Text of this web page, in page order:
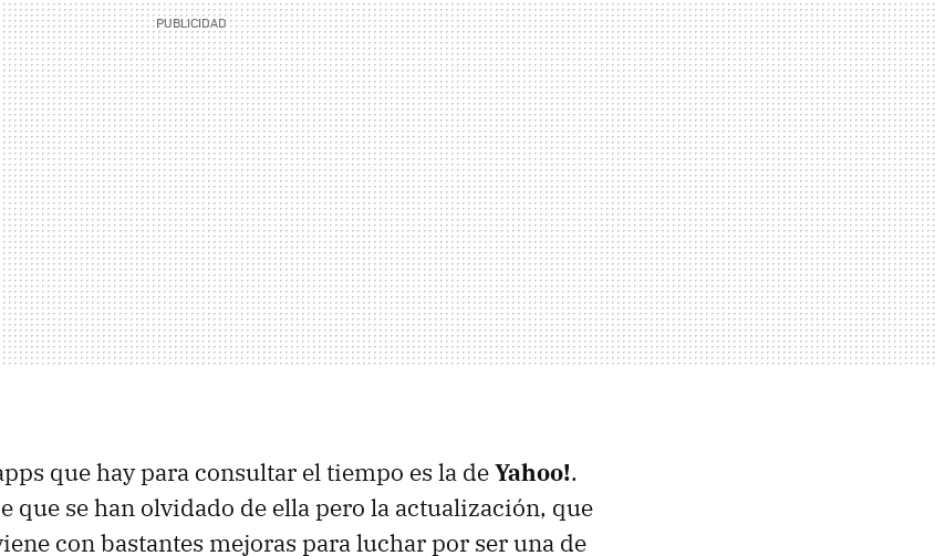
que hay para consultar el tiempo es la deYahoo!.
que se han olvidado de ella pero la actualización, que
con bastantes mejoras para luchar por ser una de